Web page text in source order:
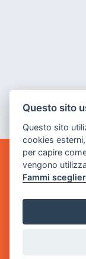
GAME WARP
BY POWER GAME SRL
via Villaggio dei
Questo sito
Questo sito
cookies
per capire
vengono
Fammi